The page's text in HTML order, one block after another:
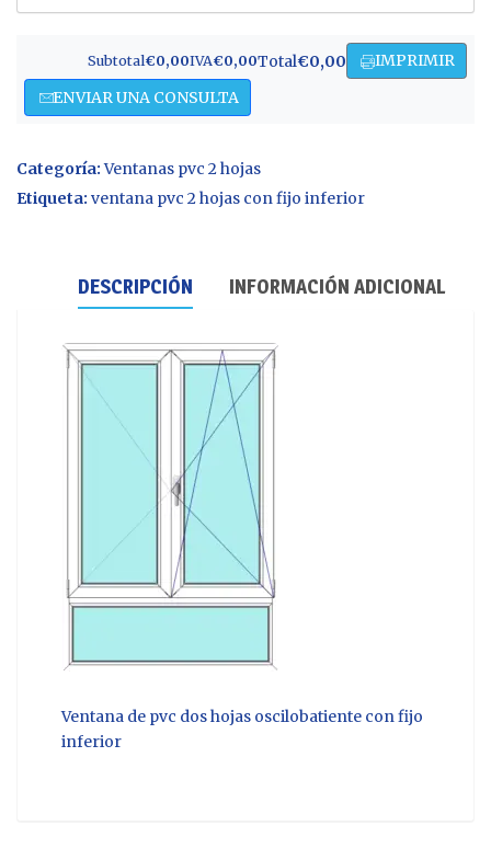
Subtotal€0,00IVA€0,00Total€0,00
IMPRIMIR
ENVIAR UNA CONSULTA
Categoría:Ventanas pvc 2 hojas
Etiqueta: ventana pvc 2 hojas con fijo inferior
DESCRIPCIÓN INFORMACIÓN ADICIONAL
Ventana de pvc dos hojas oscilobatiente con fijo
inferior